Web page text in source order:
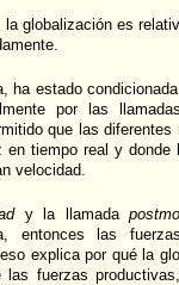
la globalización es
ha estado
por las
que las
en tiempo real y
velocidad.
y la llamada
entonces las
explica por qué la
las fuerzas